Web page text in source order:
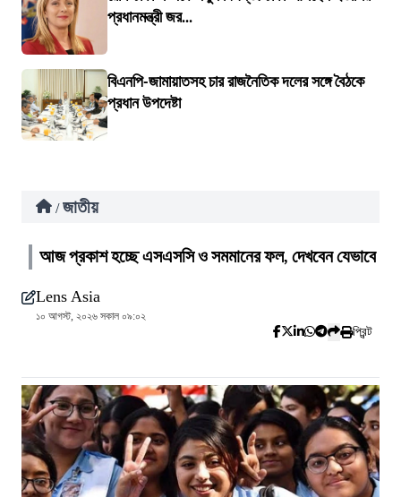
প্রধানমন্ত্রী জর...
বিএনপি-জামায়াতসহ চার রাজনৈতিক দলের সঙ্গে বৈঠকে
প্রধান উপদেষ্টা
/ জাতীয়
আজ প্রকাশ হচ্ছে এসএসসি ও সমমানের ফল, দেখবেন যেভাবে
Lens Asia
১০ আগস্ট, ২০২৬ সকাল ০৯:০২
প্রিন্ট